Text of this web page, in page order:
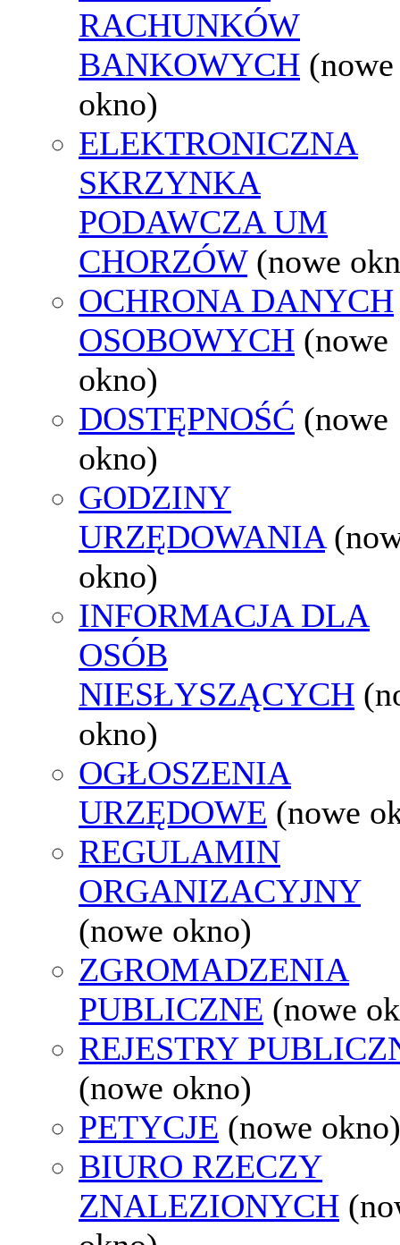
RACHUNKÓW
BANKOWYCH (nowe
okno)
ELEKTRONICZNA
SKRZYNKA
PODAWCZA UM
CHORZÓW (nowe
OCHRONA DANYCH
OSOBOWYCH (nowe
okno)
DOSTĘPNOŚĆ (nowe
okno)
GODZINY
URZĘDOWANIA
okno)
INFORMACJA DLA
OSÓB
NIESŁYSZĄCYCH
okno)
OGŁOSZENIA
URZĘDOWE (nowe
REGULAMIN
ORGANIZACYJNY
(nowe okno)
ZGROMADZENIA
PUBLICZNE (nowe
REJESTRY
(nowe okno)
PETYCJE (nowe okno)
BIURO RZECZY
ZNALEZIONYCH